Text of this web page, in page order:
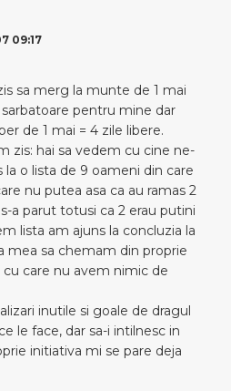
09:17
sa merg la munte de 1 mai
pentru mine dar
de 1 mai = 4 zile libere.
zis: hai sa vedem cu cine ne-
o lista de 9 oameni din care
nu putea asa ca au ramas 2
a parut totusi ca 2 erau putini
lista am ajuns la concluzia la
mea sa chemam din proprie
care nu avem nimic de
inutile si goale de dragul
le face, dar sa-i intilnesc in
initiativa mi se pare deja